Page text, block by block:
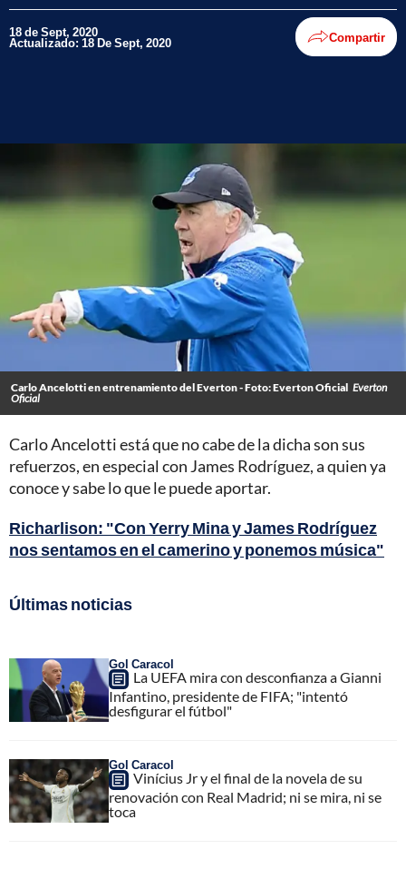
18 de Sept, 2020
Actualizado: 18 De Sept, 2020 Compartir
Carlo Ancelotti en entrenamiento del Everton - Foto: Everton Oficial Everton
Oficial
Carlo Ancelotti está que no cabe de la dicha son sus
refuerzos, en especial con James Rodríguez, a quien ya
conoce y sabe lo que le puede aportar.
Richarlison: "Con Yerry Mina y James Rodríguez
nos sentamos en el camerino y ponemos música"
Últimas noticias
Gol Caracol
La UEFA mira con desconfianza a Gianni
Infantino, presidente de FIFA; "intentó
desfigurar el fútbol"
Gol Caracol
Vinícius Jr y el final de la novela de su
renovación con Real Madrid; ni se mira, ni se
toca